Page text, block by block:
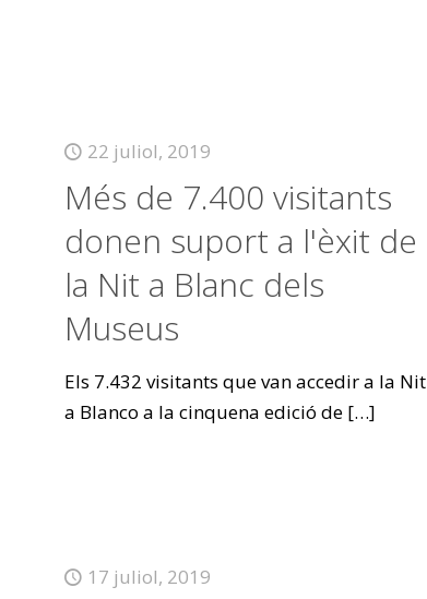
22 juliol, 2019
Més de 7.400 visitants
donen suport a l'èxit de
la Nit a Blanc dels
Museus
Els 7.432 visitants que van accedir a la Nit
a Blanco a la cinquena edició de[…]
17 juliol, 2019